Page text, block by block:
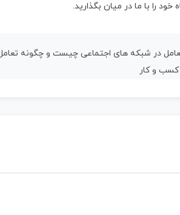
را با ما در میان بگذارید.
در شبکه های اجتماعی چیست و چگونه
و کار